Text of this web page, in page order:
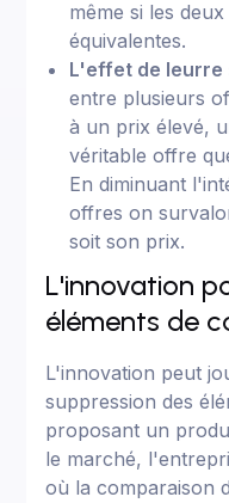
même si les
équivalentes.
L'effet de leurre
entre plusieurs
à un prix élevé,
véritable offre
En diminuant
offres on
soit son prix.
L'innovation
éléments de
L'innovation peut
suppression des
proposant un
le marché,
où la comparaison